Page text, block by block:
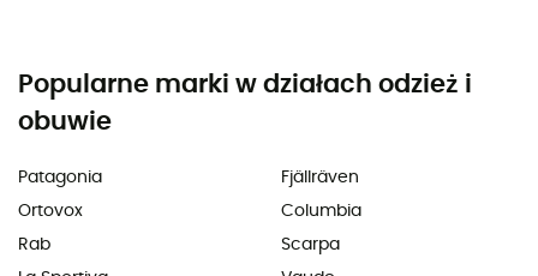
Popularne marki w działach odzież i
obuwie
Patagonia
Ortovox
Rab
Fjällräven
Columbia
Scarpa